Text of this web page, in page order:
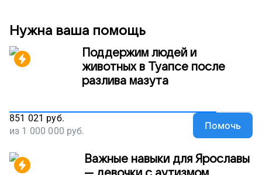
Нужна ваша помощь
Поддержим людей и
животных в Туапсе после
разлива мазута
851 021 руб.
из 1 000 000 руб. Помочь
Важные навыки для Ярославы